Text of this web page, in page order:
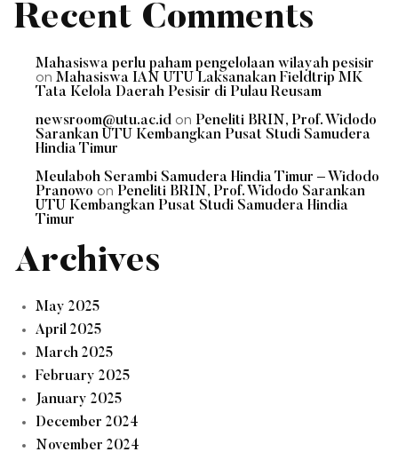
Recent Comments
Mahasiswa perlu paham pengelolaan wilayah pesisir
on Mahasiswa IAN UTU Laksanakan Fieldtrip MK
Tata Kelola Daerah Pesisir di Pulau Reusam
newsroom@utu.ac.id on Peneliti BRIN, Prof. Widodo
Sarankan UTU Kembangkan Pusat Studi Samudera
Hindia Timur
Meulaboh Serambi Samudera Hindia Timur – Widodo
Pranowo on Peneliti BRIN, Prof. Widodo Sarankan
UTU Kembangkan Pusat Studi Samudera Hindia
Timur
Archives
May 2025
April 2025
March 2025
February 2025
January 2025
December 2024
November 2024